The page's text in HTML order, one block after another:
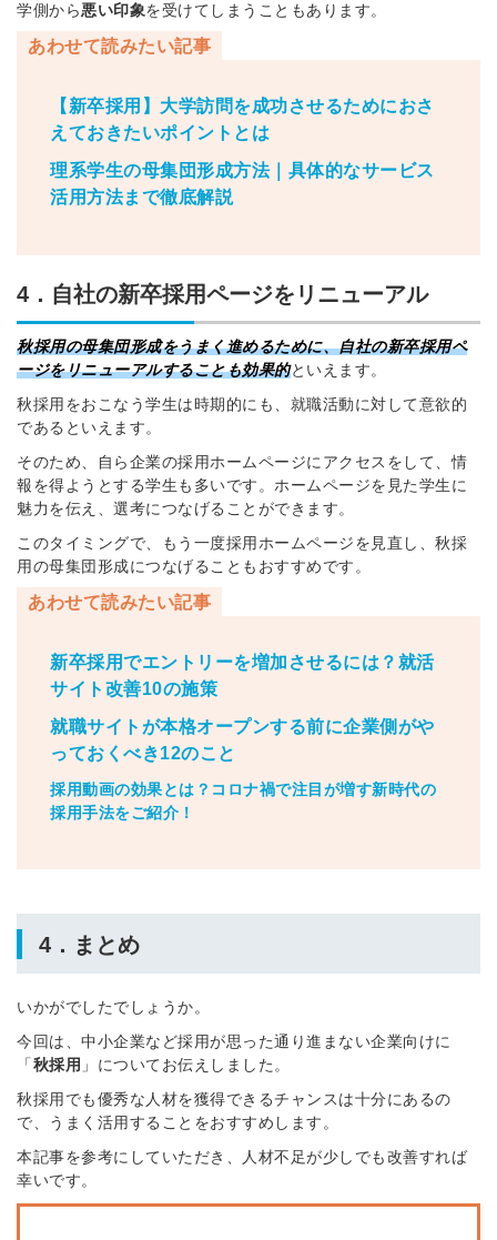
学側から悪い印象を受けてしまうこともあります。
あわせて読みたい記事
【新卒採用】大学訪問を成功させるためにおさ
えておきたいポイントとは
理系学生の母集団形成方法｜具体的なサービス
活用方法まで徹底解説
4．自社の新卒採用ページをリニューアル
秋採用の母集団形成をうまく進めるために、自社の新卒採用ペ
ージをリニューアルすることも効果的といえます。
秋採用をおこなう学生は時期的にも、就職活動に対して意欲的
であるといえます。
そのため、自ら企業の採用ホームページにアクセスをして、情
報を得ようとする学生も多いです。ホームページを見た学生に
魅力を伝え、選考につなげることができます。
このタイミングで、もう一度採用ホームページを見直し、秋採
用の母集団形成につなげることもおすすめです。
あわせて読みたい記事
新卒採用でエントリーを増加させるには？就活
サイト改善10の施策
就職サイトが本格オープンする前に企業側がや
っておくべき12のこと
採用動画の効果とは？コロナ禍で注目が増す新時代の
採用手法をご紹介！
4．まとめ
いかがでしたでしょうか。
今回は、中小企業など採用が思った通り進まない企業向けに
「秋採用 」についてお伝えしました。
秋採用でも優秀な人材を獲得できるチャンスは十分にあるの
で、うまく活用することをおすすめします。
本記事を参考にしていただき、人材不足が少しでも改善すれば
幸いです。